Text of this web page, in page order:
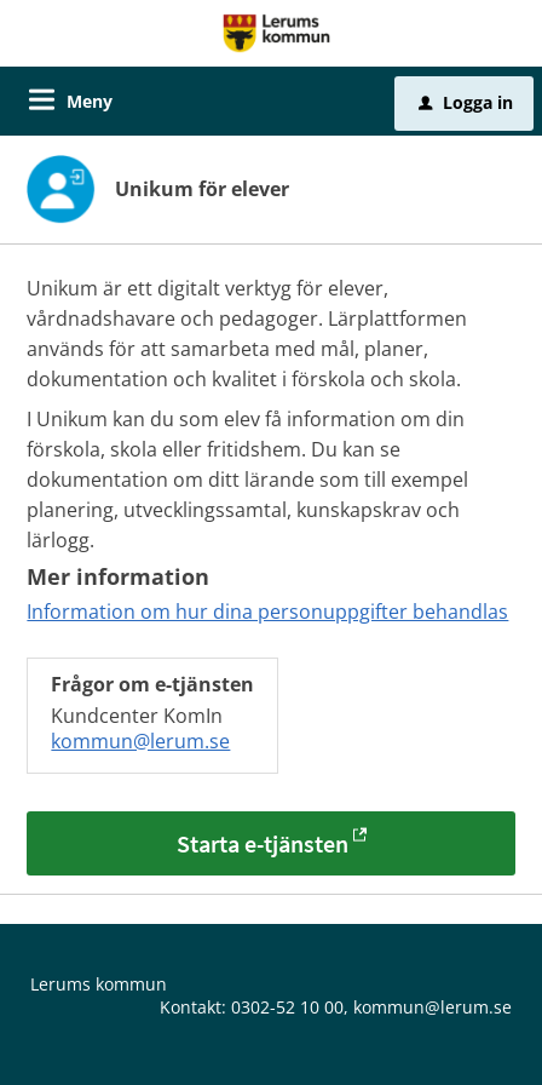
Meny u Logga in
Unikum för elever
Unikum är ett digitalt verktyg för elever,
vårdnadshavare och pedagoger. Lärplattformen
används för att samarbeta med mål, planer,
dokumentation och kvalitet i förskola och skola.
I Unikum kan du som elev få information om din
förskola, skola eller fritidshem. Du kan se
dokumentation om ditt lärande som till exempel
planering, utvecklingssamtal, kunskapskrav och
lärlogg.
Mer information
Information om hur dina personuppgifter behandlas
Frågor om e-tjänsten
Kundcenter KomIn
kommun@lerum.se
Starta e-tjänsten
Lerums kommun
Kontakt: 0302-52 10 00, kommun@lerum.se